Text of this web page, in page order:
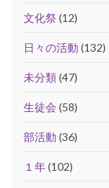
文化祭 (12)
日々の活動 (132)
未分類(47)
生徒会 (58)
部活動 (36)
１年(102)